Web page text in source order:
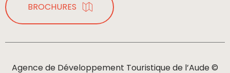
BROCHURES
Agence de Développement Touristique de l’Aude ©